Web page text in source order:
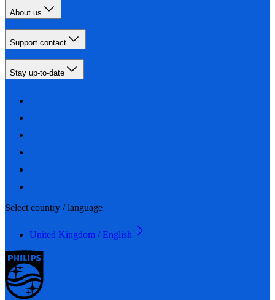
About us
Support contact
Stay up-to-date
Select country / language
United Kingdom / English